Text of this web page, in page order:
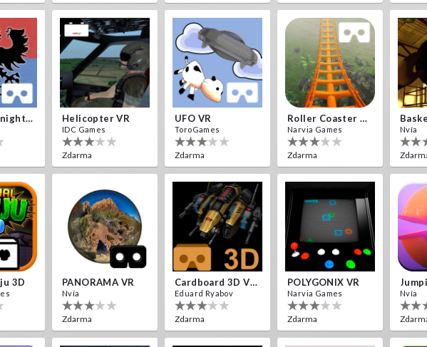
Jousting Knights VR Helicopter VR
IDC Games
Zdarma
UFO VR
ToroGames
Zdarma
Roller Coaster VR
Narvia Games
Zdarma
Nvía
3D PANORAMA VR
Nvía
Zdarma
Cardboard 3D VR Space FPS Game
Eduard Ryabov
Zdarma
POLYGONIX VR
Narvia Games
Zdarma
Nvía